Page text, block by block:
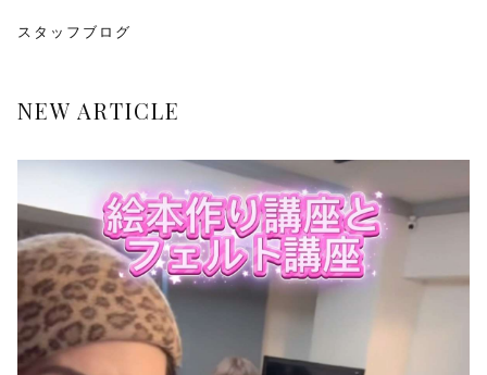
スタッフブログ
NEW ARTICLE